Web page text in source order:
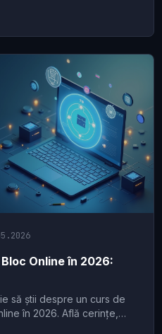
Online în 2026:
să știi despre un curs de
în 2026. Află cerințe,